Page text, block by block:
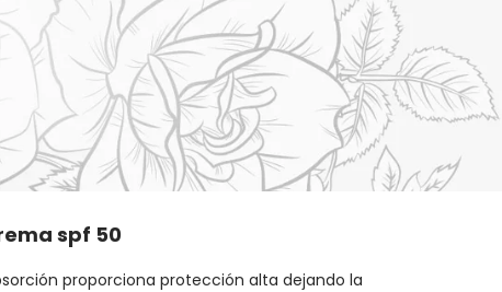
spf 50
proporciona protección alta dejando la